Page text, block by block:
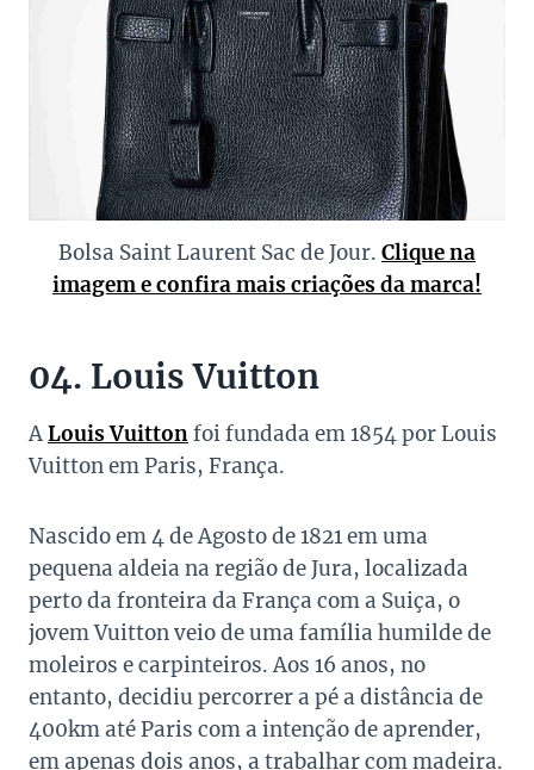
Bolsa Saint Laurent Sac de Jour. Clique na
imagem e confira mais criações da marca!
04. Louis Vuitton
ALouis Vuittonfoi fundada em 1854 por Louis
Vuitton em Paris, França.
Nascido em 4 de Agosto de 1821 em uma
pequena aldeia na região de Jura, localizada
perto da fronteira da França com a Suiça, o
jovem Vuitton veio de uma família humilde de
moleiros e carpinteiros. Aos 16 anos, no
entanto, decidiu percorrer a pé a distância de
400km até Paris com a intenção de aprender,
em apenas dois anos, a trabalhar com madeira.